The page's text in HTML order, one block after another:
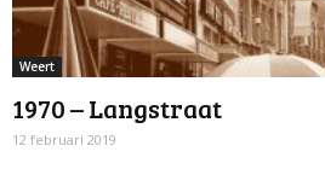
Weert
1970 – Langstraat
12 februari 2019